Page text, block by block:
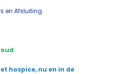
en Afsluiting
hospice, nu en in de